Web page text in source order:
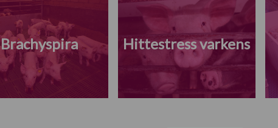
Brachyspira Hittestress varkens